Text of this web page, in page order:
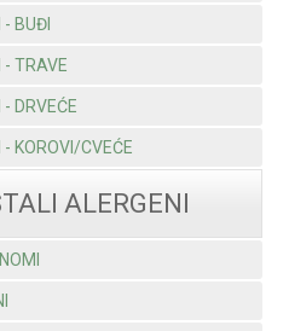
- BUĐI
- TRAVE
- DRVEĆE
- KOROVI/CVEĆE
ALERGENI